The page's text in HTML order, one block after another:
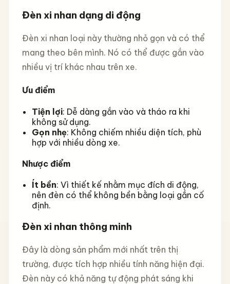
Đèn xi nhan dạng di động
Đèn xi nhan loại này thường nhỏ gọn và có thể
mang theo bên mình. Nó có thể được gắn vào
nhiều vị trí khác nhau trên xe.
Ưu điểm
Tiện lợi: Dễ dàng gắn vào và tháo ra khi
không sử dụng.
Gọn nhẹ: Không chiếm nhiều diện tích, phù
hợp với nhiều dòng xe.
Nhược điểm
Ít bền: Vì thiết kế nhằm mục đích di động,
nên đèn có thể không bền bằng loại gắn cố
định.
Đèn xi nhan thông minh
Đây là dòng sản phẩm mới nhất trên thị
trường, được tích hợp nhiều tính năng hiện đại.
Đèn này có khả năng tự động phát sáng khi